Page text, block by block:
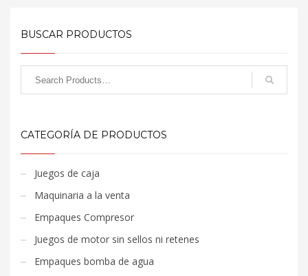
BUSCAR PRODUCTOS
CATEGORÍA DE PRODUCTOS
Juegos de caja
Maquinaria a la venta
Empaques Compresor
Juegos de motor sin sellos ni retenes
Empaques bomba de agua